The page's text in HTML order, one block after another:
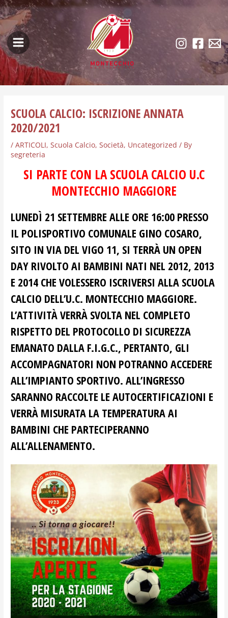
Skip
to
content
Main
Menu
SCUOLA CALCIO: ISCRIZIONE ANNATA
2020/2021
/ARTICOLI,Scuola Calcio,Società, Uncategorized / By
segreteria
SI PARTE CON LA SCUOLA CALCIO U.C
MONTECCHIO MAGGIORE
LUNEDÌ 21 SETTEMBRE ALLE ORE 16:00 PRESSO
IL POLISPORTIVO COMUNALE GINO COSARO,
SITO IN VIA DEL VIGO 11, SI TERRÀ UN OPEN
DAY RIVOLTO AI BAMBINI NATI NEL 2012, 2013
E 2014 CHE VOLESSERO ISCRIVERSI ALLA SCUOLA
CALCIO DELL’U.C. MONTECCHIO MAGGIORE.
L’ATTIVITÀ VERRÀ SVOLTA NEL COMPLETO
RISPETTO DEL PROTOCOLLO DI SICUREZZA
EMANATO DALLA F.I.G.C., PERTANTO, GLI
ACCOMPAGNATORI NON POTRANNO ACCEDERE
ALL’IMPIANTO SPORTIVO. ALL’INGRESSO
SARANNO RACCOLTE LE AUTOCERTIFICAZIONI E
VERRÀ MISURATA LA TEMPERATURA AI
BAMBINI CHE PARTECIPERANNO
ALL’ALLENAMENTO.
Post
navigation